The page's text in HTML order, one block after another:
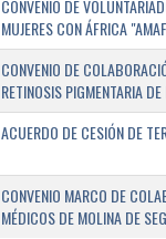
CONVENIO DE
MUJERES CON ÁFRICA
CONVENIO DE
RETINOSIS PIGMENTARIA
ACUERDO DE CESIÓN DE
CONVENIO MARCO DE
MÉDICOS DE MOLINA DE